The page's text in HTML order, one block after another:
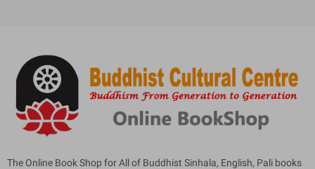
The Online Book Shop for All of Buddhist Sinhala, English, Pali books